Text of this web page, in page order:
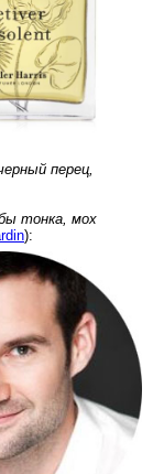
перец,
тонка, мох
):